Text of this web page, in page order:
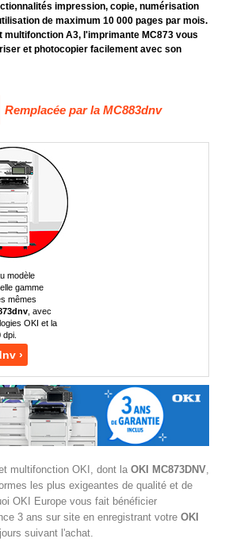
impression, copie, numérisation
de maximum 10 000 pages par mois.
multifonction A3, l'imprimante MC873 vous
et photocopier facilement avec son
Remplacée par la MC883dnv
modèle
gamme
mêmes
, avec
OKI et la
›
multifonction OKI, dont la OKI MC873DNV,
les plus exigeantes de qualité et de
OKI Europe vous fait bénéficier
3 ans sur site en enregistrant votre OKI
suivant l'achat.